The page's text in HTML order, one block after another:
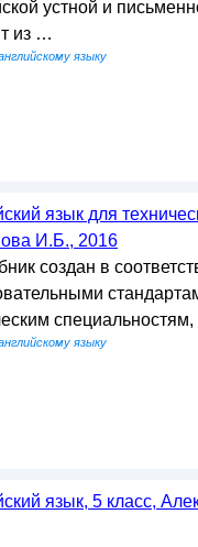
устной и
из …
языку
язык для
И.Б., 2016
создан в
языку
язык, 5 класс,